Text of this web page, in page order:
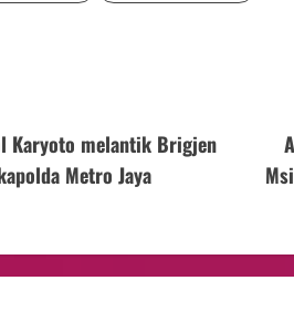
Karyoto melantik Brigjen
Metro Jaya